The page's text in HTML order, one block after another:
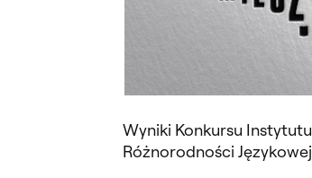
Wyniki Konkursu Instytutu
Różnorodności Językowej